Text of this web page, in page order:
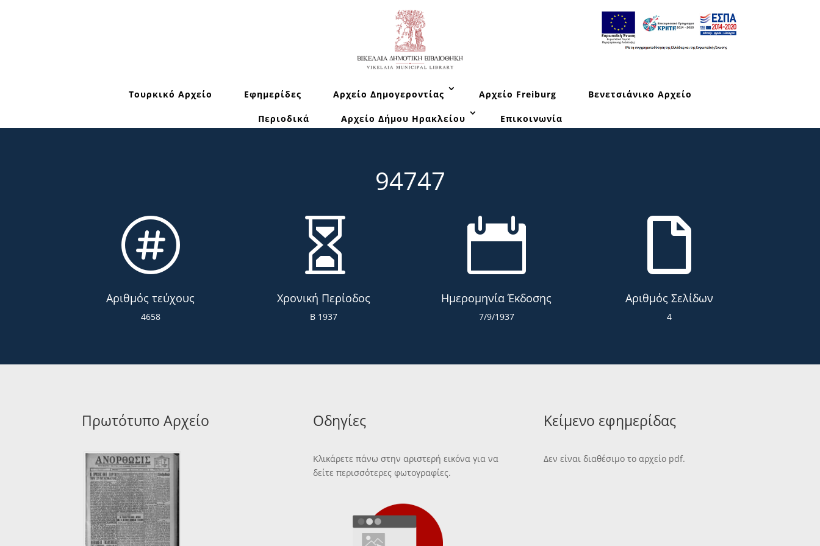
Τουρκικό Αρχείο Εφημερίδες Αρχείο Δημογεροντίας Αρχείο Freiburg Βενετσιάνικο Αρχείο
Περιοδικά Αρχείο Δήμου Ηρακλείου Επικοινωνία
94747

Αριθμός τεύχους
4658

Χρονική Περίοδος
Β 1937

Ημερομηνία Έκδοσης
7/9/1937

Αριθμός Σελίδων
4
Πρωτότυπο Αρχείο Οδηγίες
Κλικάρετε πάνω στην αριστερή εικόνα για να
δείτε περισσότερες φωτογραφίες.
Κείμενο εφημερίδας
Δεν είναι διαθέσιμο το αρχείο pdf.